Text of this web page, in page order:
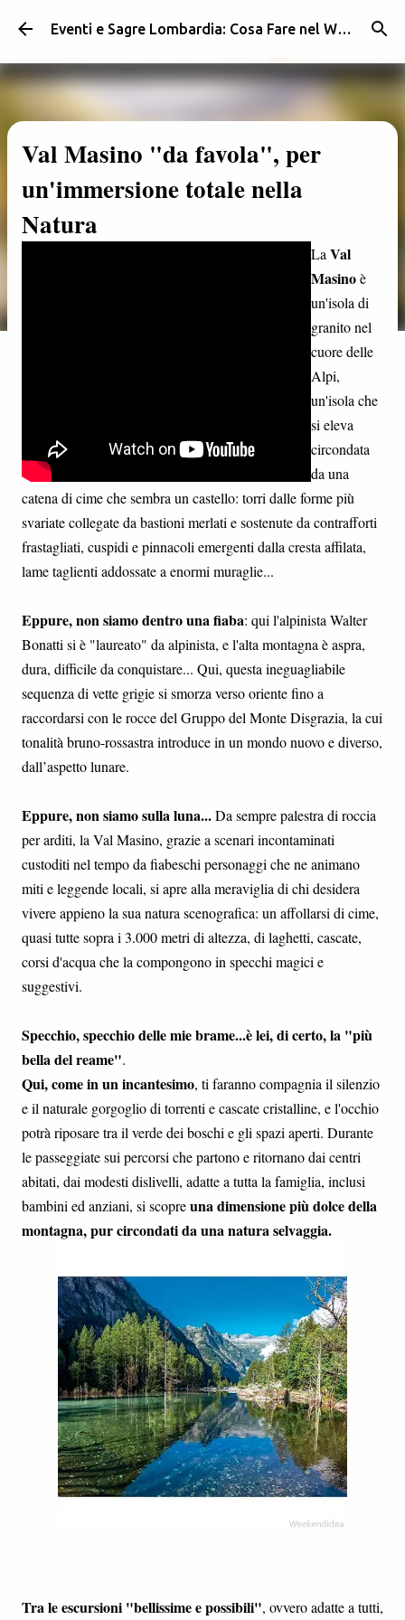
Passa ai contenuti principali Eventi e Sagre Lombardia: Cosa Fare nel Weekend | Weekendidea
Val Masino "da favola", per
un'immersione totale nella
Natura
La Val
Masinoè
un'isola di
granito nel
cuore delle
Alpi,
un'isola che
si eleva
circondata
da una
catena di cime che sembra un castello: torri dalle forme più
svariate collegate da bastioni merlati e sostenute da contrafforti
frastagliati, cuspidi e pinnacoli emergenti dalla cresta affilata,
lame taglienti addossate a enormi muraglie...
Eppure, non siamo dentro una fiaba: qui l'alpinista Walter
Bonatti si è "laureato" da alpinista, e l'alta montagna è aspra,
dura, difficile da conquistare... Qui, questa ineguagliabile
sequenza di vette grigie si smorza verso oriente fino a
raccordarsi con le rocce del Gruppo del Monte Disgrazia, la cui
tonalità bruno-rossastra introduce in un mondo nuovo e diverso,
dall’aspetto lunare.
Eppure, non siamo sulla luna...Da sempre palestra di roccia
per arditi, la Val Masino, grazie a scenari incontaminati
custoditi nel tempo da fiabeschi personaggi che ne animano
miti e leggende locali, si apre alla meraviglia di chi desidera
vivere appieno la sua natura scenografica: un affollarsi di cime,
quasi tutte sopra i 3.000 metri di altezza, di laghetti, cascate,
corsi d'acqua che la compongono in specchi magici e
suggestivi.
Specchio, specchio delle mie brame...è lei, di certo, la "più
bella del reame".
Qui, come in un incantesimo, ti faranno compagnia il silenzio
e il naturale gorgoglio di torrenti e cascate cristalline, e l'occhio
potrà riposare tra il verde dei boschi e gli spazi aperti. Durante
le passeggiate sui percorsi che partono e ritornano dai centri
abitati, dai modesti dislivelli, adatte a tutta la famiglia, inclusi
bambini ed anziani, si scopreuna dimensione più dolce della
montagna, pur circondati da una natura selvaggia.
Tra le escursioni "bellissime e possibili", ovvero adatte a tutti,